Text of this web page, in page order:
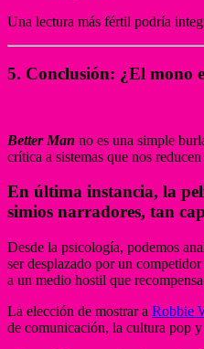
Una lectura más fértil podría
5. Conclusión: ¿El mono
Better Man no es una simple
crítica a sistemas que nos
En última instancia, la
simios narradores, tan
Desde la psicología, podemos
ser desplazado por un
a un medio hostil que
La elección de mostrar a Robbie
de comunicación, la cultura pop